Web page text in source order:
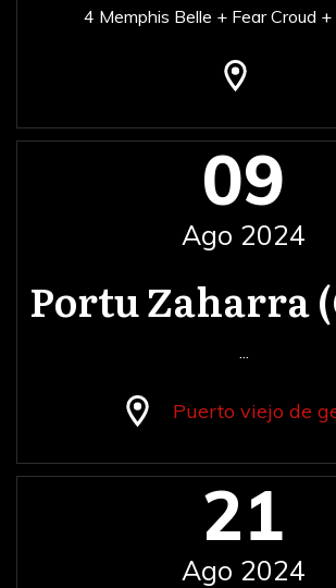
4 Memphis Belle + Fear Croud +
09
Ago 2024
Portu Zaharra
...
Puerto viejo de
21
Ago 2024